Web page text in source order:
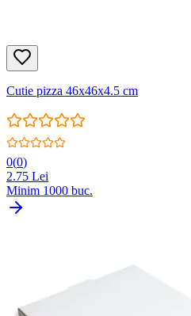
Cutie pizza 46x46x4.5 cm
0(0)
2.75 Lei
Minim 1000 buc.